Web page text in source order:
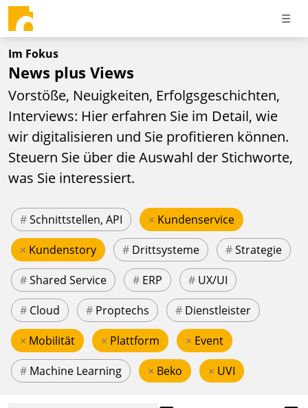
Im Fokus
News plus Views
Vorstöße, Neuigkeiten, Erfolgsgeschichten,
Interviews: Hier erfahren Sie im Detail, wie
wir digitalisieren und Sie profitieren können.
Steuern Sie über die Auswahl der Stichworte,
was Sie interessiert.
#Schnittstellen, API × Kundenservice
× Kundenstory # Drittsysteme #Strategie
#Shared Service # ERP # UX/UI
# Cloud # Proptechs # Dienstleister
× Mobilität × Plattform × Event
# Machine Learning × Beko × UVI